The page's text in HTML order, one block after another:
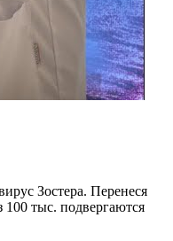
Зостера. Перенеся
100 тыс. подвергаются